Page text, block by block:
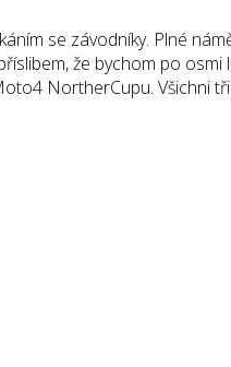
se závodníky. Plné
že bychom po osmi
NortherCupu. Všichni